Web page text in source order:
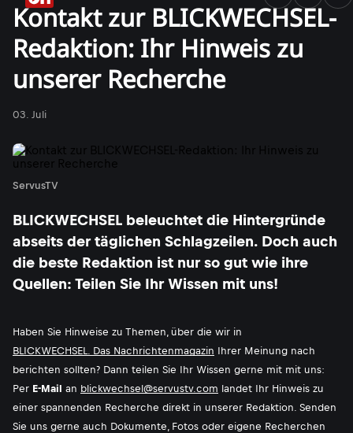
Kontakt zur BLICKWECHSEL-
Redaktion: Ihr Hinweis zu
unserer Recherche
03. Juli
ServusTV
BLICKWECHSEL beleuchtet die Hintergründe
abseits der täglichen Schlagzeilen. Doch auch
die beste Redaktion ist nur so gut wie ihre
Quellen: Teilen Sie Ihr Wissen mit uns!
Haben Sie Hinweise zu Themen, über die wir in
BLICKWECHSEL. Das Nachrichtenmagazin Ihrer Meinung nach
berichten sollten? Dann teilen Sie Ihr Wissen gerne mit mit uns:
Per E-Mail an blickwechsel@servustv.com landet Ihr Hinweis zu
einer spannenden Recherche direkt in unserer Redaktion. Senden
Sie uns gerne auch Dokumente, Fotos oder eigene Recherchen